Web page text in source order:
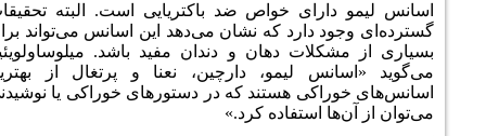
خواص ضد باکتریایی است. البته تحقیقات
که نشان می‌دهد این اسانس می‌تواند برای
دهان و دندان مفید باشد. میلوساولویئیچ
لیمو، دارچین، نعنا و پرتغال از بهترین
هستند که در دستورهای خوراکی یا نوشیدنی
کرد.»